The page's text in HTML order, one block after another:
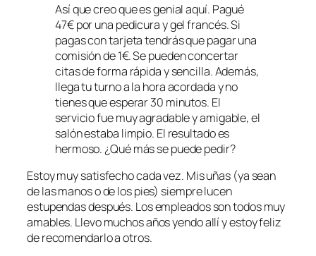
Así que creo que es genial aquí. Pagué
47€ por una pedicura y gel francés. Si
pagas con tarjeta tendrás que pagar una
comisión de 1€. Se pueden concertar
citas de forma rápida y sencilla. Además,
llega tu turno a la hora acordada y no
tienes que esperar 30 minutos. El
servicio fue muy agradable y amigable, el
salón estaba limpio. El resultado es
hermoso. ¿Qué más se puede pedir?
Estoy muy satisfecho cada vez. Mis uñas (ya sean
de las manos o de los pies) siempre lucen
estupendas después. Los empleados son todos muy
amables. Llevo muchos años yendo allí y estoy feliz
de recomendarlo a otros.